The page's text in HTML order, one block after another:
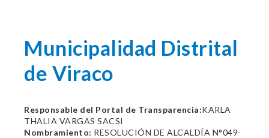
Municipalidad Distrital
de Viraco
Responsable del Portal de Transparencia:KARLA
THALIA VARGAS SACSI
Nombramiento: RESOLUCIÓN DE ALCALDÍA N°049-